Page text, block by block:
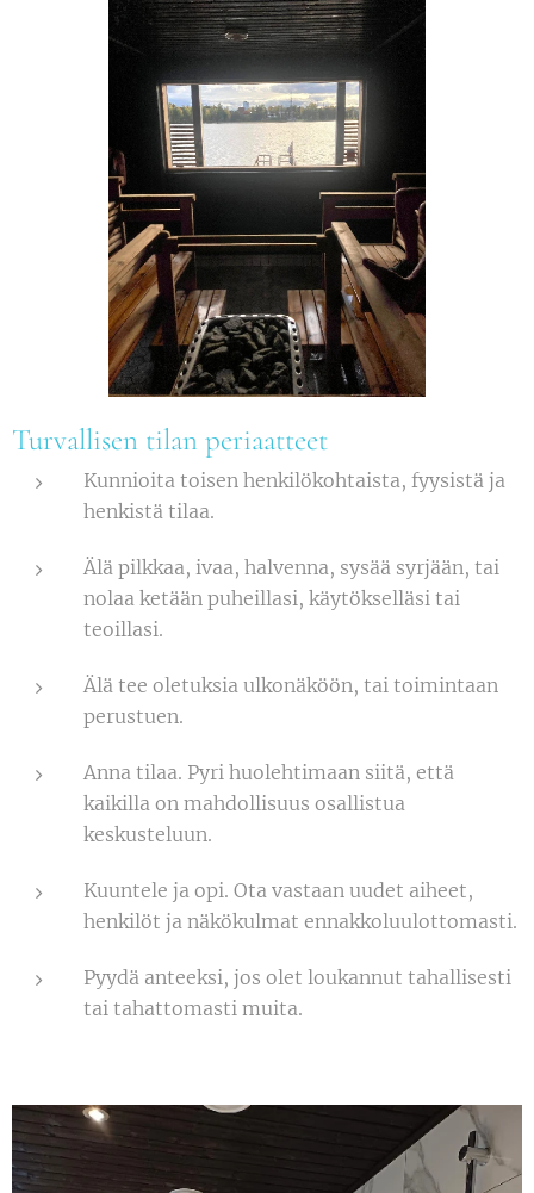
Turvallisen tilan periaatteet
Kunnioita toisen henkilökohtaista, fyysistä ja
henkistä tilaa.
Älä pilkkaa, ivaa, halvenna, sysää syrjään, tai
nolaa ketään puheillasi, käytökselläsi tai
teoillasi.
Älä tee oletuksia ulkonäköön, tai toimintaan
perustuen.
Anna tilaa. Pyri huolehtimaan siitä, että
kaikilla on mahdollisuus osallistua
keskusteluun.
Kuuntele ja opi. Ota vastaan uudet aiheet,
henkilöt ja näkökulmat ennakkoluulottomasti.
Pyydä anteeksi, jos olet loukannut tahallisesti
tai tahattomasti muita.